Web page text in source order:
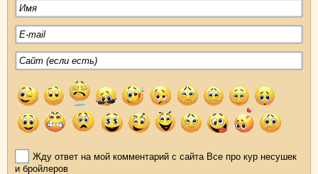
Жду ответ на мой комментарий с сайта Все про кур несушек
и бройлеров